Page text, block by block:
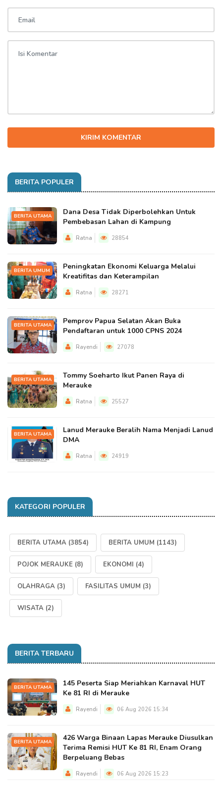
KIRIM KOMENTAR
BERITA POPULER
BERITA UTAMA
Dana Desa Tidak Diperbolehkan Untuk
Pembebasan Lahan di Kampung
Ratna 28854
BERITA UMUM
Peningkatan Ekonomi Keluarga Melalui
Kreatifitas dan Keterampilan
Ratna 28271
BERITA UTAMA
Pemprov Papua Selatan Akan Buka
Pendaftaran untuk 1000 CPNS 2024
Rayendi 27078
BERITA UTAMA
Tommy Soeharto Ikut Panen Raya di
Merauke
Ratna 25527
BERITA UTAMA
Lanud Merauke Beralih Nama Menjadi Lanud
DMA
Ratna 24919
KATEGORI POPULER
BERITA UTAMA (3854) BERITA UMUM (1143)
POJOK MERAUKE (8) EKONOMI (4)
OLAHRAGA (3) FASILITAS UMUM (3)
WISATA (2)
BERITA TERBARU
BERITA UTAMA
145 Peserta Siap Meriahkan Karnaval HUT
Ke 81 RI di Merauke
Rayendi 06 Aug 2026 15:34
BERITA UTAMA
426 Warga Binaan Lapas Merauke Diusulkan
Terima Remisi HUT Ke 81 RI, Enam Orang
Berpeluang Bebas
Rayendi 06 Aug 2026 15:23